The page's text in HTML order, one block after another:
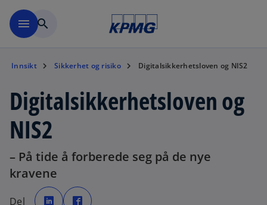
menu search
Innsikt Sikkerhet og risiko Digitalsikkerhetsloven og NIS2
Digitalsikkerhetsloven og
NIS2
– På tide å forberede seg på de nye
kravene
Del
o
p p